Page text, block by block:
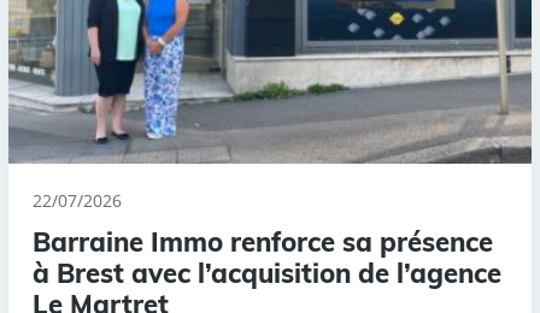
22/07/2026
Barraine Immo renforce sa présence
à Brest avec l’acquisition de l’agence
Le Martret